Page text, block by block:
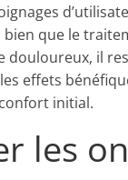
bien que le
douloureux, il
effets
initial.
les